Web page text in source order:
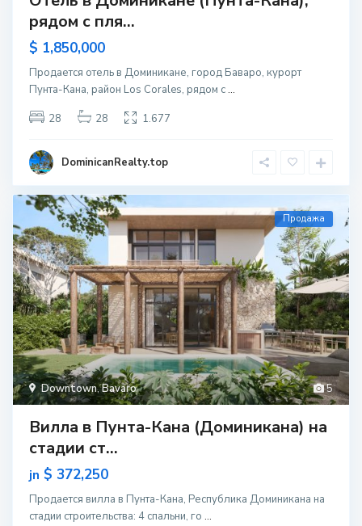
рядом с пля...
$ 1,850,000
Продается отель в Доминикане, город Баваро, курорт
Пунта-Кана, район Los Corales, рядом с...
28
28 1.677
DominicanRealty.top
5
Downtown,Bavaro
Продажа
Вилла в Пунта-Кана (Доминикана) на
стадии ст...
jn $ 372,250
Продается вилла в Пунта-Кана, Республика Доминикана на
стадии строительcтва: 4 спальни, го ...